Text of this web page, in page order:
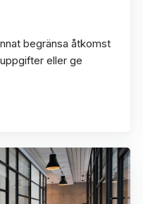
begränsa åtkomst
eller ge